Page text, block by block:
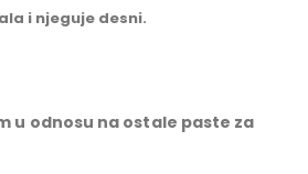
i njeguje desni.
u odnosu na ostale paste za